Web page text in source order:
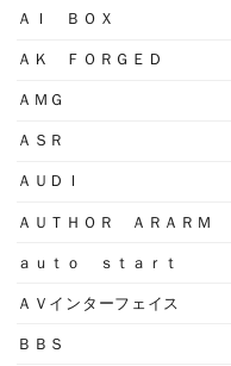
ＡＩ ＢＯＸ
ＡＫ ＦＯＲＧＥＤ
ＡＭＧ
ＡＳＲ
ＡＵＤＩ
ＡＵＴＨＯＲ ＡＲＡＲＭ
ａｕｔｏ ｓｔａｒｔ
ＡＶインターフェイス
ＢＢＳ